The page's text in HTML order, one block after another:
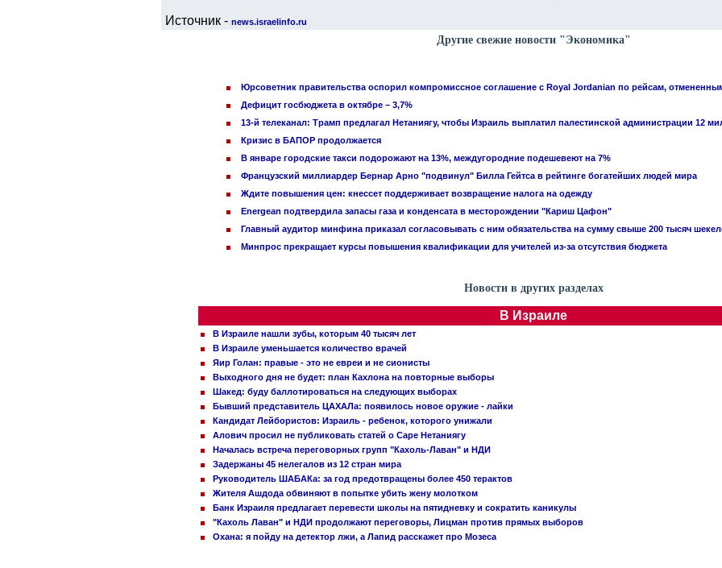
Источник - news.israelinfo.ru
Другие свежие новости "Экономика"
Юрсоветник правительства оспорил компромиссное соглашение с Royal Jordanian по рейсам,
Дефицит госбюджета в октябре – 3,7%
13-й телеканал: Трамп предлагал Нетаниягу, чтобы Израиль выплатил палестинской администрации 12
Кризис в БАПОР продолжается
В январе городские такси подорожают на 13%, междугородние подешевеют на 7%
Французский миллиардер Бернар Арно "подвинул" Билла Гейтса в рейтинге богатейших людей мира
Ждите повышения цен: кнессет поддерживает возвращение налога на одежду
Energean подтвердила запасы газа и конденсата в месторождении "Кариш Цафон"
Главный аудитор минфина приказал согласовывать с ним обязательства на сумму свыше 200 тысяч
Минпрос прекращает курсы повышения квалификации для учителей из-за отсутствия бюджета
Новости в других разделах
В Израиле
В Израиле нашли зубы, которым 40 тысяч лет
В Израиле уменьшается количество врачей
Яир Голан: правые - это не евреи и не сионисты
Выходного дня не будет: план Кахлона на повторные выборы
Шакед: буду баллотироваться на следующих выборах
Бывший представитель ЦАХАЛа: появилось новое оружие - лайки
Кандидат Лейбористов: Израиль - ребенок, которого унижали
Алович просил не публиковать статей о Саре Нетаниягу
Началась встреча переговорных групп "Кахоль-Лаван" и НДИ
Задержаны 45 нелегалов из 12 стран мира
Руководитель ШАБАКа: за год предотвращены более 450 терактов
Жителя Ашдода обвиняют в попытке убить жену молотком
Банк Израиля предлагает перевести школы на пятидневку и сократить каникулы
"Кахоль Лаван" и НДИ продолжают переговоры, Лицман против прямых выборов
Охана: я пойду на детектор лжи, а Лапид расскажет про Мозеса